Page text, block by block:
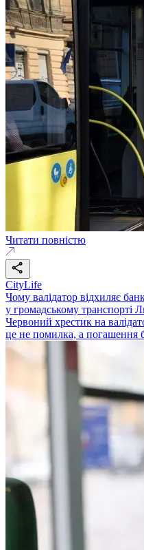
Читати повністю
CityLife
Чому валідатор відхиляє
у громадському транспорті
Червоний хрестик на
це не помилка, а погашення